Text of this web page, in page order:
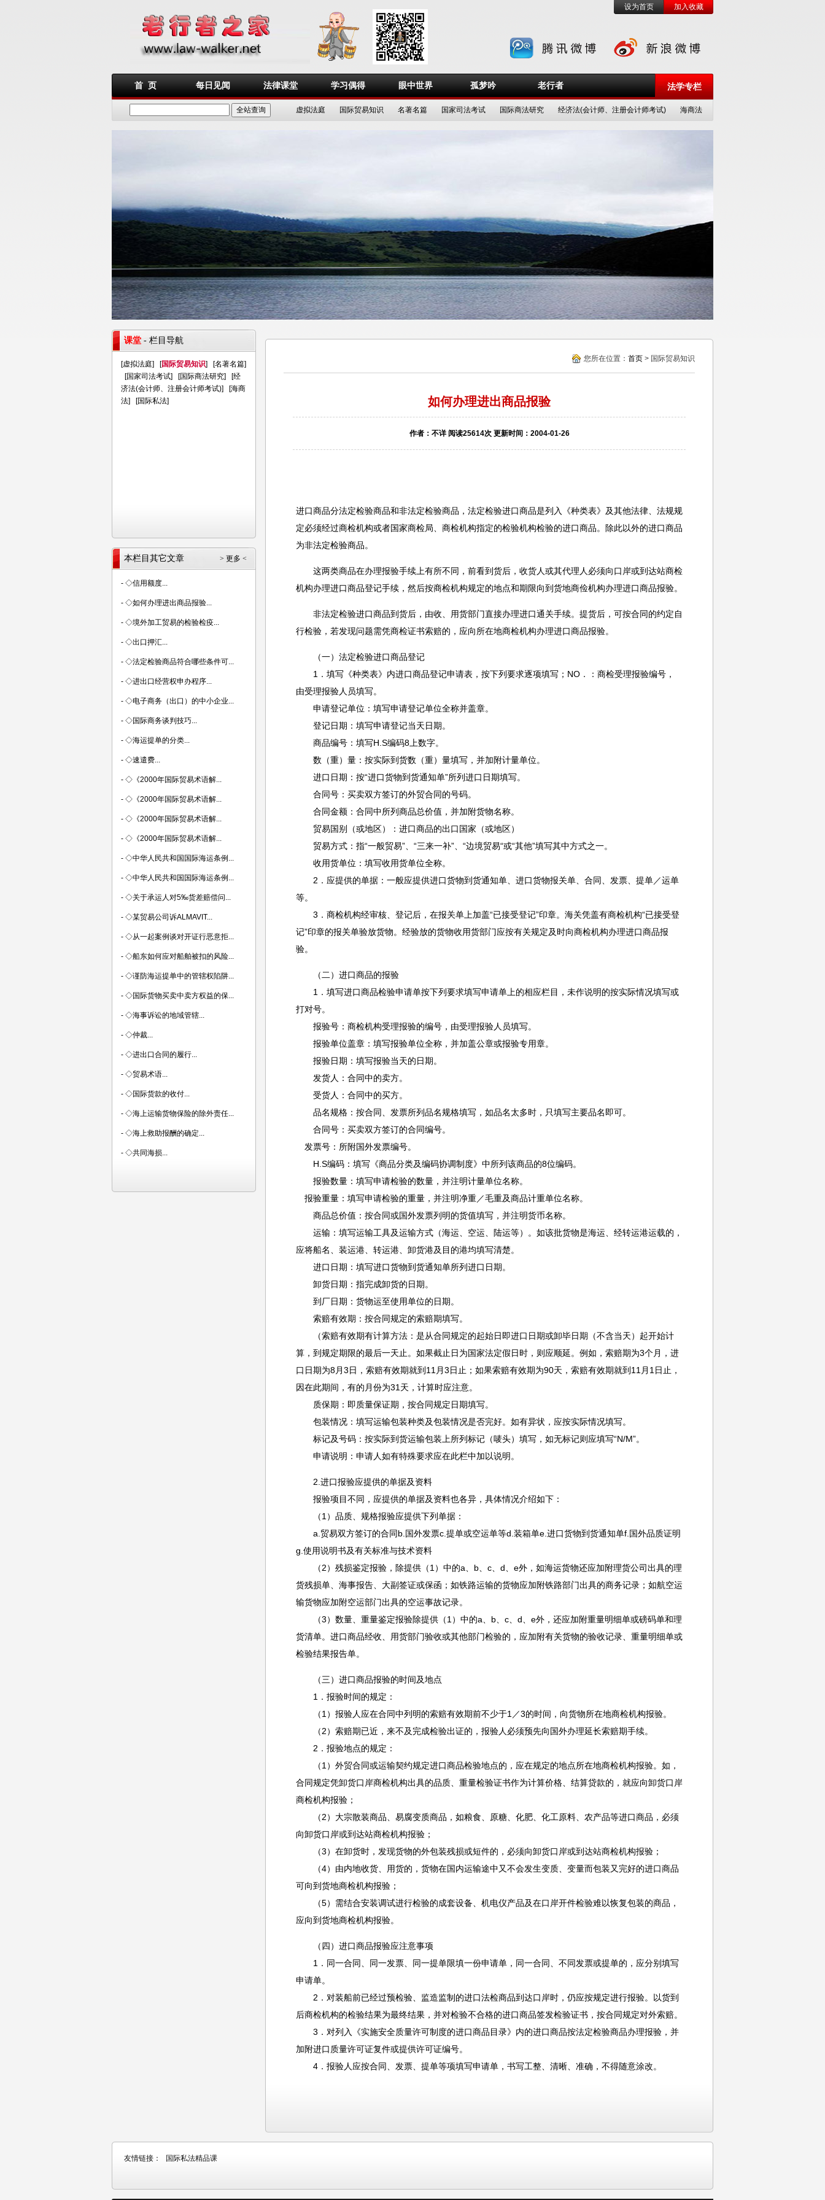
设为首页 加入收藏
首 页 每日见闻 法律课堂 学习偶得 眼中世界 孤梦吟 老行者 法学专栏
虚拟法庭 国际贸易知识 名著名篇 国家司法考试 国际商法研究 经济法(会计师、注册会计师考试) 海商法
您所在位置： 首页 > 国际贸易知识
如何办理进出商品报验
作者：不详 阅读25614次 更新时间：2004-01-26
进口商品分法定检验商品和非法定检验商品，法定检验进口商品是列入《种类表》及其他法律、法规规
定必须经过商检机构或者国家商检局、商检机构指定的检验机构检验的进口商品。除此以外的进口商品
为非法定检验商品。
这两类商品在办理报验手续上有所不同，前看到货后，收货人或其代理人必须向口岸或到达站商检
机构办理进口商品登记手续，然后按商检机构规定的地点和期限向到货地商俭机构办理进口商品报验。
非法定检验进口商品到货后，由收、用货部门直接办理进口通关手续。提货后，可按合同的约定自
行检验，若发现问题需凭商检证书索赔的，应向所在地商检机构办理进口商品报验。
（一）法定检验进口商品登记
1．填写《种类表》内进口商品登记申请表，按下列要求逐项填写；NO．：商检受理报验编号，
由受理报验人员填写。
申请登记单位：填写申请登记单位全称并盖章。
登记日期：填写申请登记当天日期。
商品编号：填写H.S编码8上数字。
数（重）量：按实际到货数（重）量填写，并加附计量单位。
进口日期：按“进口货物到货通知单”所列进口日期填写。
合同号：买卖双方签订的外贸合同的号码。
合同金额：合同中所列商品总价值，并加附货物名称。
贸易国别（或地区）：进口商品的出口国家（或地区）
贸易方式：指“一般贸易”、“三来一补”、“边境贸易“或“其他”填写其中方式之一。
收用货单位：填写收用货单位全称。
2．应提供的单据：一般应提供进口货物到货通知单、进口货物报关单、合同、发票、提单／运单
等。
3．商检机构经审核、登记后，在报关单上加盖“已接受登记”印章。海关凭盖有商检机构“已接受登
记”印章的报关单验放货物。经验放的货物收用货部门应按有关规定及时向商检机构办理进口商品报
验。
（二）进口商品的报验
1．填写进口商品检验申请单按下列要求填写申请单上的相应栏目，未作说明的按实际情况填写或
打对号。
报验号：商检机构受理报验的编号，由受理报验人员填写。
报验单位盖章：填写报验单位全称，并加盖公章或报验专用章。
报验日期：填写报验当天的日期。
发货人：合同中的卖方。
受货人：合同中的买方。
品名规格：按合同、发票所列品名规格填写，如品名太多时，只填写主要品名即可。
合同号：买卖双方签订的合同编号。
发票号：所附国外发票编号。
H.S编码：填写《商品分类及编码协调制度》中所列该商品的8位编码。
报验数量：填写申请检验的数量，并注明计量单位名称。
报验重量：填写申请检验的重量，并注明净重／毛重及商品计重单位名称。
商品总价值：按合同或国外发票列明的货值填写，并注明货币名称。
运输：填写运输工具及运输方式（海运、空运、陆运等）。如该批货物是海运、经转运港运载的，
应将船名、装运港、转运港、卸货港及目的港均填写清楚。
进口日期：填写进口货物到货通知单所列进口日期。
卸货日期：指完成卸货的日期。
到厂日期：货物运至使用单位的日期。
索赔有效期：按合同规定的索赔期填写。
（索赔有效期有计算方法：是从合同规定的起始日即进口日期或卸毕日期（不含当天）起开始计
算，到规定期限的最后一天止。如果截止日为国家法定假日时，则应顺延。例如，索赔期为3个月，进
口日期为8月3日，索赔有效期就到11月3日止；如果索赔有效期为90天，索赔有效期就到11月1日止，
因在此期间，有的月份为31天，计算时应注意。
质保期：即质量保证期，按合同规定日期填写。
包装情况：填写运输包装种类及包装情况是否完好。如有异状，应按实际情况填写。
标记及号码：按实际到货运输包装上所列标记（唛头）填写，如无标记则应填写“N/M”。
申请说明：申请人如有特殊要求应在此栏中加以说明。
2.进口报验应提供的单据及资料
报验项目不同，应提供的单据及资料也各异，具体情况介绍如下：
（1）品质、规格报验应提供下列单据：
a.贸易双方签订的合同b.国外发票c.提单或空运单等d.装箱单e.进口货物到货通知单f.国外品质证明
g.使用说明书及有关标准与技术资料
（2）残损鉴定报验，除提供（1）中的a、b、c、d、e外，如海运货物还应加附理货公司出具的理
货残损单、海事报告、大副签证或保函；如铁路运输的货物应加附铁路部门出具的商务记录；如航空运
输货物应加附空运部门出具的空运事故记录。
（3）数量、重量鉴定报验除提供（1）中的a、b、c、d、e外，还应加附重量明细单或磅码单和理
货清单。进口商品经收、用货部门验收或其他部门检验的，应加附有关货物的验收记录、重量明细单或
检验结果报告单。
（三）进口商品报验的时间及地点
1．报验时间的规定：
（1）报验人应在合同中列明的索赔有效期前不少于1／3的时间，向货物所在地商检机构报验。
（2）索赔期已近，来不及完成检验出证的，报验人必须预先向国外办理延长索赔期手续。
2．报验地点的规定：
（1）外贸合同或运输契约规定进口商品检验地点的，应在规定的地点所在地商检机构报验。如，
合同规定凭卸货口岸商检机构出具的品质、重量检验证书作为计算价格、结算贷款的，就应向卸货口岸
商检机构报验；
（2）大宗散装商品、易腐变质商品，如粮食、原糖、化肥、化工原料、农产品等进口商品，必须
向卸货口岸或到达站商检机构报验；
（3）在卸货时，发现货物的外包装残损或短件的，必须向卸货口岸或到达站商检机构报验；
（4）由内地收货、用货的，货物在国内运输途中又不会发生变质、变量而包装又完好的进口商品
可向到货地商检机构报验；
（5）需结合安装调试进行检验的成套设备、机电仪产品及在口岸开件检验难以恢复包装的商品，
应向到货地商检机构报验。
（四）进口商品报验应注意事项
1．同一合同、同一发票、同一提单限填一份申请单，同一合同、不同发票或提单的，应分别填写
申请单。
2．对装船前已经过预检验、监造监制的进口法检商品到达口岸时，仍应按规定进行报验。以货到
后商检机构的检验结果为最终结果，并对检验不合格的进口商品签发检验证书，按合同规定对外索赔。
3．对列入《实施安全质量许可制度的进口商品目录》内的进口商品按法定检验商品办理报验，并
加附进口质量许可证复件或提供许可证编号。
4．报验人应按合同、发票、提单等项填写申请单，书写工整、清晰、准确，不得随意涂改。
课堂 - 栏目导航
[虚拟法庭] [国际贸易知识] [名著名篇]
[国家司法考试] [国际商法研究] [经
济法(会计师、注册会计师考试)] [海商
法] [国际私法]
> 更多 <
本栏目其它文章
- ◇信用额度...
- ◇如何办理进出商品报验...
- ◇境外加工贸易的检验检疫...
- ◇出口押汇...
- ◇法定检验商品符合哪些条件可...
- ◇进出口经营权申办程序...
- ◇电子商务（出口）的中小企业...
- ◇国际商务谈判技巧...
- ◇海运提单的分类...
- ◇速遣费...
- ◇《2000年国际贸易术语解...
- ◇《2000年国际贸易术语解...
- ◇《2000年国际贸易术语解...
- ◇《2000年国际贸易术语解...
- ◇中华人民共和国国际海运条例...
- ◇中华人民共和国国际海运条例...
- ◇关于承运人对5‰货差赔偿问...
- ◇某贸易公司诉ALMAVIT...
- ◇从一起案例谈对开证行恶意拒...
- ◇船东如何应对船舶被扣的风险...
- ◇谨防海运提单中的管辖权陷阱...
- ◇国际货物买卖中卖方权益的保...
- ◇海事诉讼的地域管辖...
- ◇仲裁...
- ◇进出口合同的履行...
- ◇贸易术语...
- ◇国际货款的收付...
- ◇海上运输货物保险的除外责任...
- ◇海上救助报酬的确定...
- ◇共同海损...
友情链接： 国际私法精品课